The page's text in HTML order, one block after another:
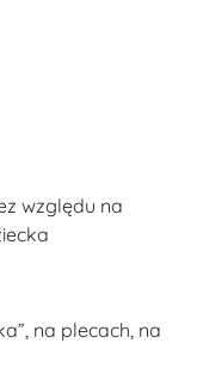
względu na
na plecach, na